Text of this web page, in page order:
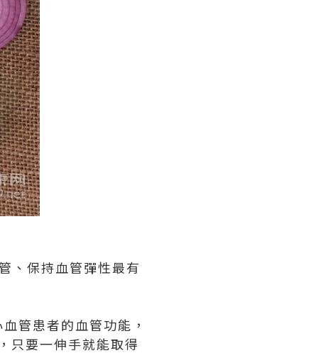
、保持血管彈性最有
管患者的血管功能，
只要一伸手就能取得